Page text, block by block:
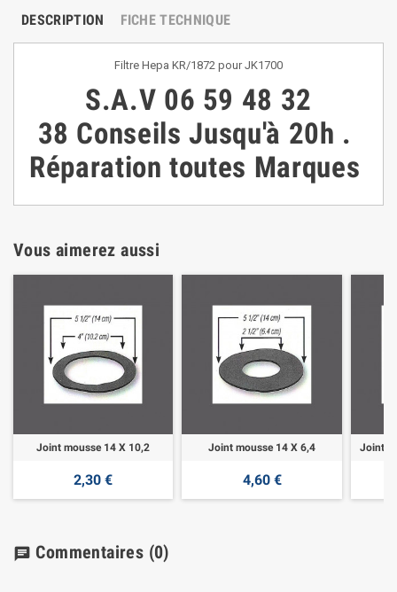
DESCRIPTION FICHE TECHNIQUE
Filtre Hepa KR/1872 pour JK1700
S.A.V 06 59 48 32
38 ConseilsJusqu'à 20h .
Réparation toutes Marques
Vous aimerez aussi
Joint mousse 14 X 10,2
2,30 €
Joint mousse 14 X 6,4
4,60 €
Joint
chat Commentaires (0)